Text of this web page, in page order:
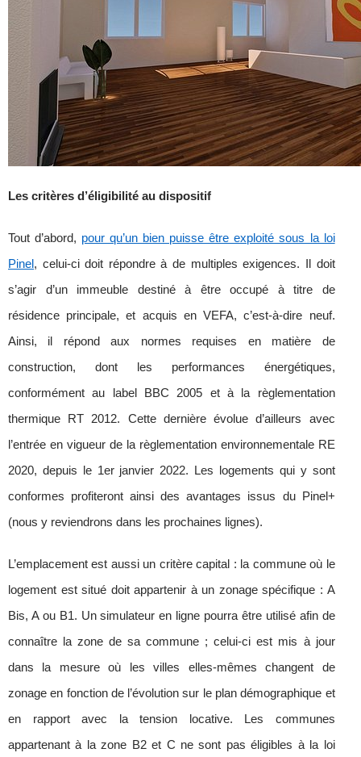
Les critères d’éligibilité au dispositif
Tout d’abord, pour qu’un bien puisse être exploité sous la loi
Pinel , celui-ci doit répondre à de multiples exigences. Il doit
s’agir d’un immeuble destiné à être occupé à titre de
résidence principale, et acquis en VEFA, c’est-à-dire neuf.
Ainsi, il répond aux normes requises en matière de
construction, dont les performances énergétiques,
conformément au label BBC 2005 et à la règlementation
thermique RT 2012. Cette dernière évolue d’ailleurs avec
l’entrée en vigueur de la règlementation environnementale RE
2020, depuis le 1erjanvier 2022. Les logements qui y sont
conformes profiteront ainsi des avantages issus du Pinel+
(nous y reviendrons dans les prochaines lignes).
L’emplacement est aussi un critère capital : la commune où le
logement est situé doit appartenir à un zonage spécifique : A
Bis, A ou B1. Un simulateur en ligne pourra être utilisé afin de
connaître la zone de sa commune ; celui-ci est mis à jour
dans la mesure où les villes elles-mêmes changent de
zonage en fonction de l’évolution sur le plan démographique et
en rapport avec la tension locative. Les communes
appartenant à la zone B2 et C ne sont pas éligibles à la loi